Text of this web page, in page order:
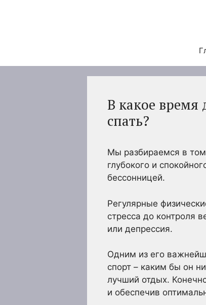
В какое
спать?
Мы разбираемся в
глубокого и
бессонницей.
Регулярные
стресса до контроля
или депрессия.
Одним из его
спорт – каким бы он
лучший отдых.
и обеспечив